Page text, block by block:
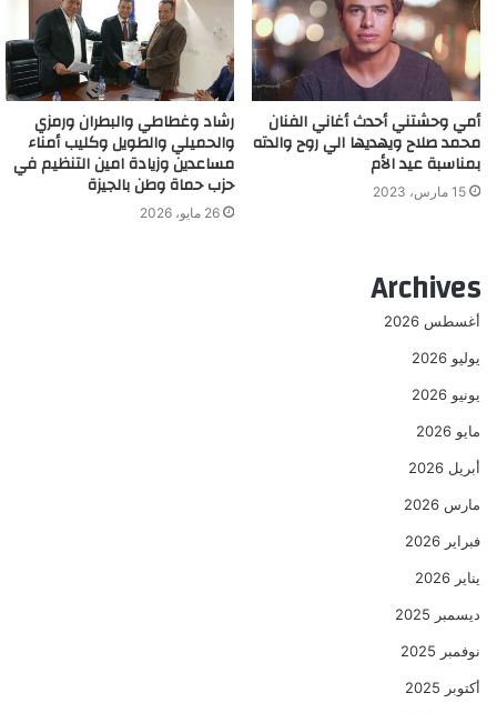
أمي وحشتني أحدث أغاني الفنان
محمد صلاح ويهديها الي روح والدته
بمناسبة عيد الأم
15 مارس، 2023
رشاد وغطاطي والبطران ورمزي
والحميلي والطويل وكليب أمناء
مساعدين وزيادة امين التنظيم في
حزب حماة وطن بالجيزة
26 مايو، 2026
Archives
أغسطس 2026
يوليو 2026
يونيو 2026
مايو 2026
أبريل 2026
مارس 2026
فبراير 2026
يناير 2026
ديسمبر 2025
نوفمبر 2025
أكتوبر 2025